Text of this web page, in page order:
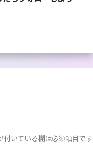
付いている欄は必須項目です